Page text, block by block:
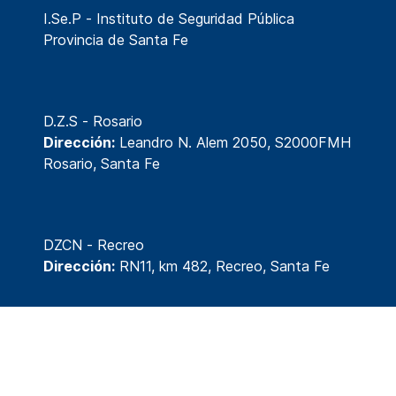
I.Se.P - Instituto de Seguridad Pública
Provincia de Santa Fe
D.Z.S - Rosario
Dirección: Leandro N. Alem 2050, S2000FMH
Rosario, Santa Fe
DZCN - Recreo
Dirección: RN11, km 482, Recreo, Santa Fe